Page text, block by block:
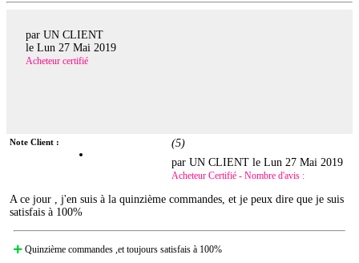
par UN CLIENT
le Lun 27 Mai 2019
Acheteur certifié
Note Client : (5)
par UN CLIENT leLun 27 Mai 2019
Acheteur Certifié - Nombre d'avis :
A ce jour , j'en suis à la quinzième commandes, et je peux dire que je suis
satisfais à 100%
Quinzième commandes ,et toujours satisfais à 100%